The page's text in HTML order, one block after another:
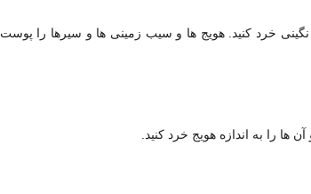
خرد کنید. هویج ها و سیب زمینی ها و سیرها را پوست
ها را به اندازه هویج خرد کنید.